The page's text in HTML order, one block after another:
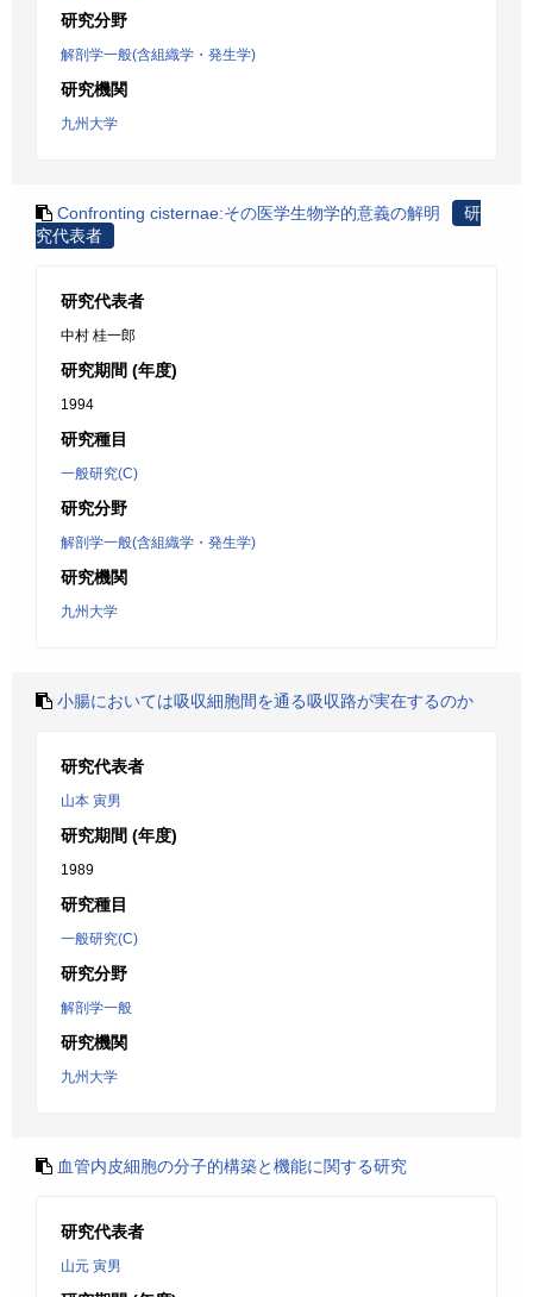
研究分野
解剖学一般(含組織学・発生学)
研究機関
九州大学
Confronting cisternae:その医学生物学的意義の解明
研
究代表者
研究代表者
中村 桂一郎
研究期間 (年度)
1994
研究種目
一般研究(C)
研究分野
解剖学一般(含組織学・発生学)
研究機関
九州大学
小腸においては吸収細胞間を通る吸収路が実在するのか
研究代表者
山本 寅男
研究期間 (年度)
1989
研究種目
一般研究(C)
研究分野
解剖学一般
研究機関
九州大学
血管内皮細胞の分子的構築と機能に関する研究
研究代表者
山元 寅男